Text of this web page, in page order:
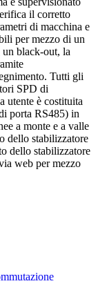
il corretto
di macchina e
per mezzo di un
un black-out, la
Tutti gli
SPD di
utente è costituita
porta RS485) in
a monte e a valle
dello stabilizzatore
dello stabilizzatore
web per mezzo